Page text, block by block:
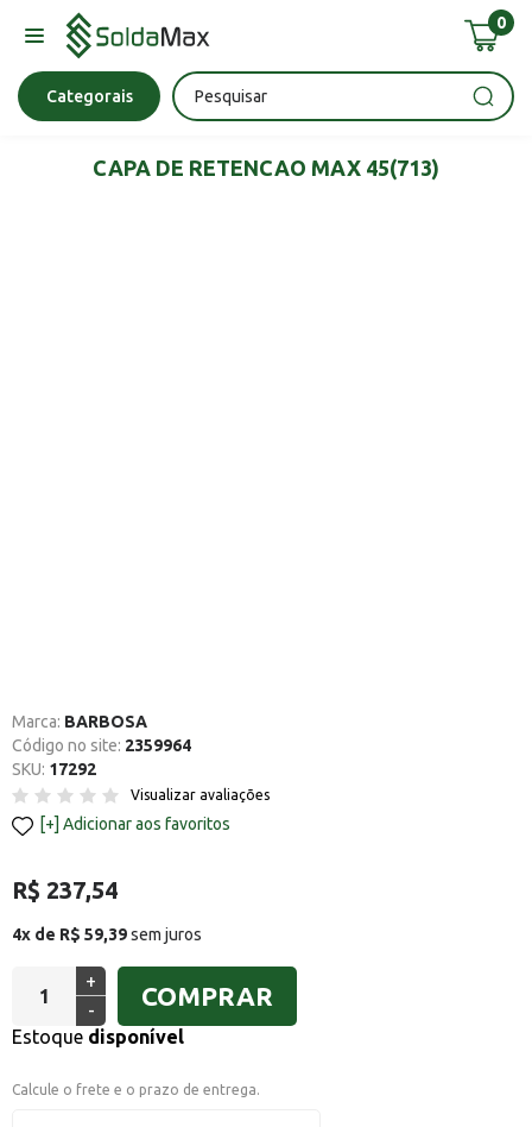
0
Categorais
Bateria Chave Impacto Esmerilhadeira
CAPA DE RETENCAO MAX 45(713)
Marca: BARBOSA
Código no site: 2359964
SKU: 17292
Visualizar avaliações
Adicionar aos favoritos
R$ 237,54
4x de R$ 59,39sem juros
+
-
COMPRAR
Estoque disponível
Calcule o frete e o prazo de entrega.